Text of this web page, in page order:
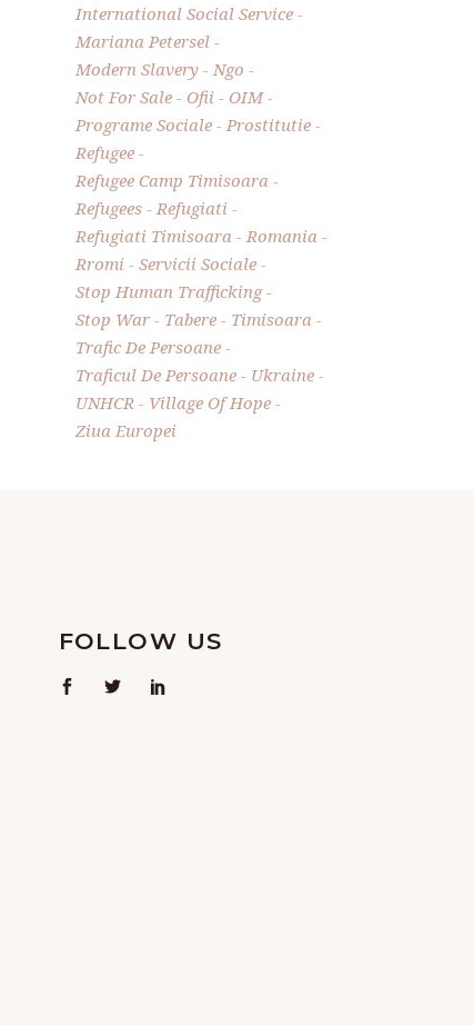
International Social Service
Mariana Petersel
Modern Slavery
Ngo
Not For Sale
Ofii
OIM
Programe Sociale
Prostitutie
Refugee
Refugee Camp Timisoara
Refugees
Refugiati
Refugiati Timisoara
Romania
Rromi
Servicii Sociale
Stop Human Trafficking
Stop War
Tabere
Timisoara
Trafic De Persoane
Traficul De Persoane
Ukraine
UNHCR
Village Of Hope
Ziua Europei
FOLLOW US